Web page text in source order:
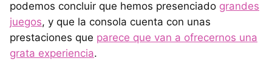
podemos concluir que hemos presenciado grandes
juegos, y que la consola cuenta con unas
prestaciones que parece que van a ofrecernos una
grata experiencia.